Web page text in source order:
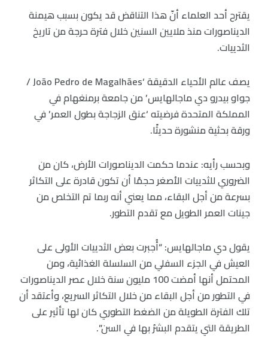
يقترح أحد العلماء أنّ هذا التناقض قد يكون بسبب هيمنة
الديناصورات منذ ملايين السنين خلال فترة حرجة من تاريخ
الثدييات.
يصف عالم الأحياء الدقيقة ‘João Pedro de Magalhães /
جواو بيدرو دي ماجالهايس’ من جامعة برمنغهام في
المملكة المتحدة فرضيته ‘عنق الزجاجة بطول العمر’ في
ورقة بحثية منشورة حديثًا.
وبحسب رأيه: عندما حكمت الديناصورات الأرض، كان من
الضروري للثدييات الأصغر حجمًا أن تكون قادرة على التكاثر
بسرعة من أجل البقاء، مما يعني أنه ربما تم التخلص من
جينات العمر الطويل مع تقدم التطور.
يقول دي ماجالهايس: “أُجبرت بعض الثدييات الأولى على
العيش في الجزء السفلي من السلسلة الغذائية، ومن
المحتمل أنها أمضت 100 مليون سنة خلال عصر الديناصورات
في التطور من أجل البقاء من خلال التكاثر السريع، وأعتقد أن
تلك الفترة الطويلة من الضغط التطوري كان لها تأثير على
الطريقة التي يتقدم البشرُ بها في السن”.